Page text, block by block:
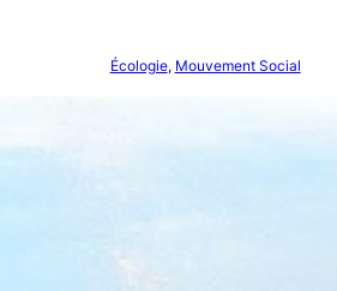
Écologie, Mouvement Social